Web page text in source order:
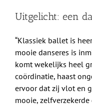
Uitgelicht: een
“Klassiek ballet is
mooie danseres is
komt wekelijks heel
coördinatie, haast
ervoor dat zij vlot en
mooie,